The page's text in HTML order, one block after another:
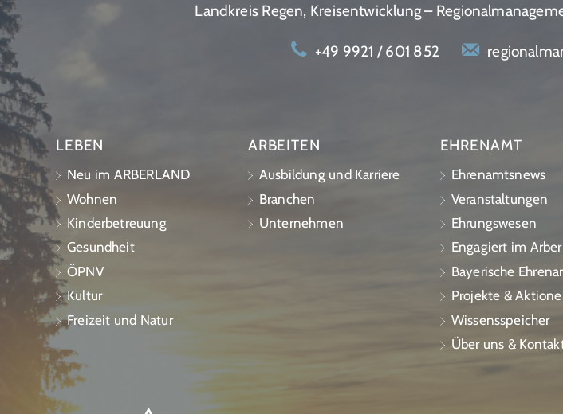
Landkreis Regen, Kreisentwicklung –
+49 9921 / 601 852
LEBEN
Neu im ARBERLAND
Wohnen
Kinderbetreuung
Gesundheit
ÖPNV
Kultur
Freizeit und Natur
ARBEITEN
Ausbildung und Karriere
Branchen
Unternehmen
EHRENAMT
Ehrenamtsnews
Veranstaltungen
Ehrungswesen
Engagiert im
Bayerische
Projekte &
Wissensspeicher
Über uns &